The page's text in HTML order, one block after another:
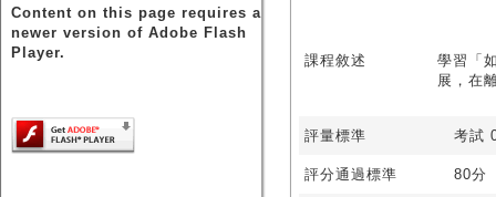
Content on this page requires a
newer version of Adobe Flash
Player.
課程敘述
學習「
展，在
評量標準 考試
評分通過標準 80分